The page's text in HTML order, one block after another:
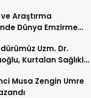
Araştırma
Dünya Emzirme
Uzm. Dr.
Kurtalan Sağlıklı
Musa Zengin Umre